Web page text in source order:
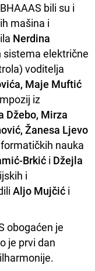
bili su i
mašina i
Nerdina
sistema električne
voditelja
Maje Muftić
iz
Džebo, Mirza
Žanesa Ljevo
nauka
Brkić i Džejla
i
Aljo Mujčić i
obogaćen je
je prvi dan